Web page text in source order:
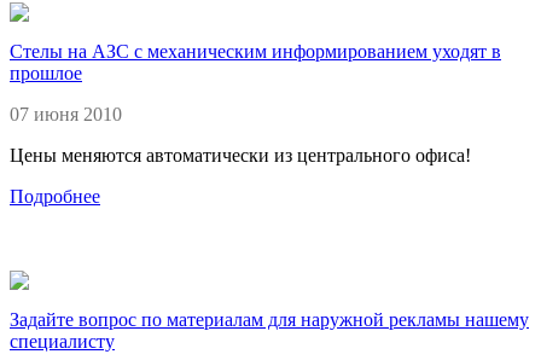
Стелы на АЗС с механическим информированием уходят в
прошлое
07 июня 2010
Цены меняются автоматически из центрального офиса!
Подробнее
Задайте вопрос по материалам для наружной рекламы нашему
специалисту